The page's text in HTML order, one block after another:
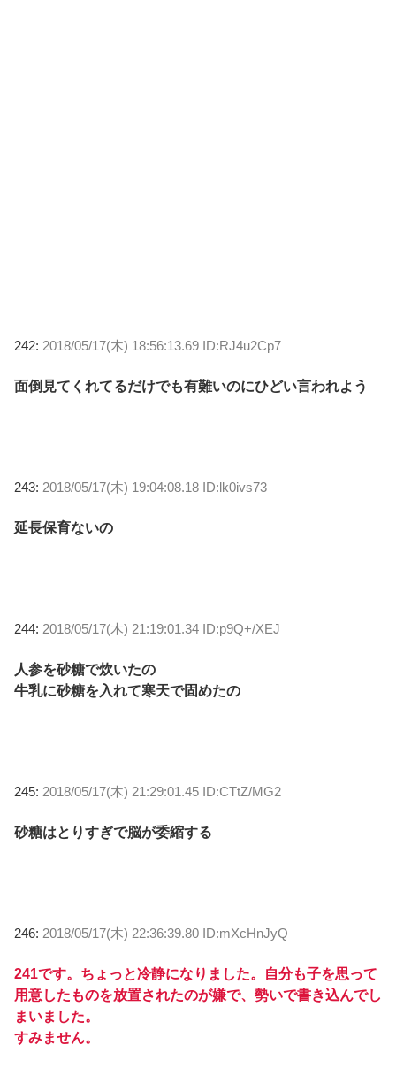
242: 2018/05/17(木) 18:56:13.69 ID:RJ4u2Cp7
面倒見てくれてるだけでも有難いのにひどい言われよう
243: 2018/05/17(木) 19:04:08.18 ID:lk0ivs73
延長保育ないの
244: 2018/05/17(木) 21:19:01.34 ID:p9Q+/XEJ
人参を砂糖で炊いたの
牛乳に砂糖を入れて寒天で固めたの
245: 2018/05/17(木) 21:29:01.45 ID:CTtZ/MG2
砂糖はとりすぎで脳が委縮する
246: 2018/05/17(木) 22:36:39.80 ID:mXcHnJyQ
241です。ちょっと冷静になりました。自分も子を思って
用意したものを放置されたのが嫌で、勢いで書き込んでし
まいました。
すみません。